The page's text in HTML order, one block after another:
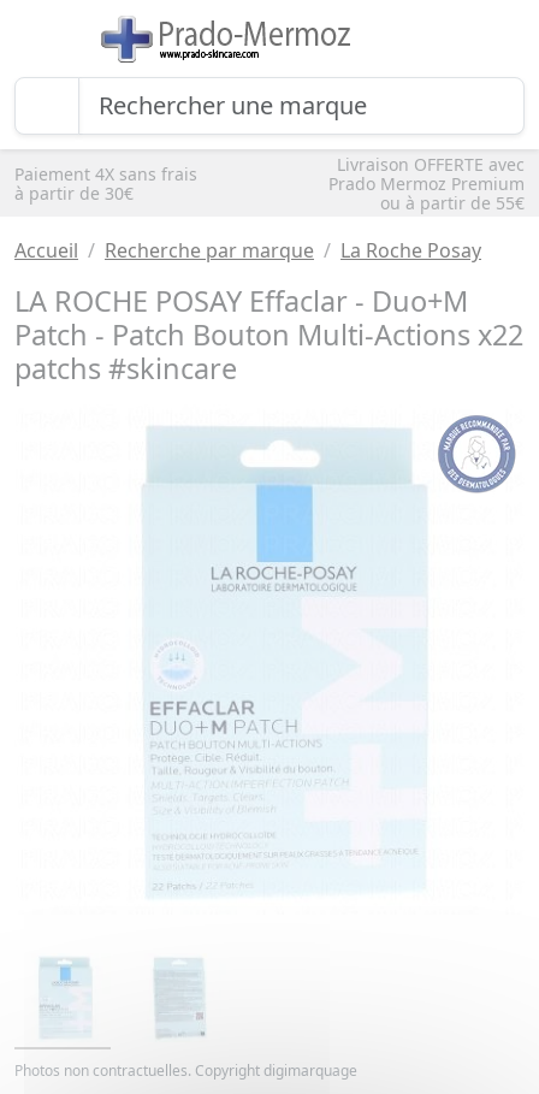
Paiement 4X sans frais
à partir de 30€
Livraison OFFERTE avec
Prado Mermoz Premium
ou à partir de 55€
Accueil Recherche par marque La Roche Posay
LA ROCHE POSAY Effaclar - Duo+M
Patch - Patch Bouton Multi-Actions x22
patchs #skincare
Photos non contractuelles. Copyright digimarquage